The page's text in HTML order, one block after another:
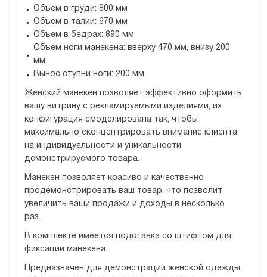
Объем в груди: 800 мм
Объем в талии: 670 мм
Объем в бедрах: 890 мм
Объем ноги манекена: вверху 470 мм, внизу 200
мм
Вынос ступни ноги: 200 мм
Женский манекен позволяет эффективно оформить
вашу витрину с рекламируемыми изделиями, их
конфигурация смоделирована так, чтобы
максимально сконцентрировать внимание клиента
на индивидуальности и уникальности
демонстрируемого товара.
Манекен позволяет красиво и качественно
продемонстрировать ваш товар, что позволит
увеличить ваши продажи и доходы в несколько
раз.
В комплекте имеется подставка со штифтом для
фиксации манекена.
Предназначен для демонстрации женской одежды,